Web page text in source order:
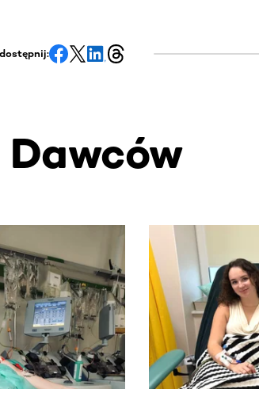
w poziomie. Użyj klawisza Tab lub